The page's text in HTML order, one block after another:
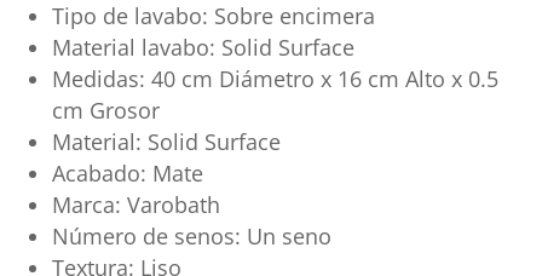
Tipo de lavabo: Sobre encimera
Material lavabo: Solid Surface
Medidas: 40 cm Diámetro x 16 cm Alto x 0.5
cm Grosor
Material: Solid Surface
Acabado: Mate
Marca: Varobath
Número de senos: Un seno
Textura: Liso